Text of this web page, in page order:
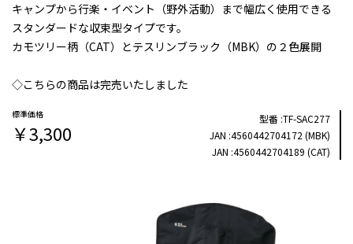
キャンプから行楽・イベント（野外活動）まで幅広く使用できる
スタンダードな収束型タイプです。
カモツリー柄（CAT）とテスリンブラック（MBK）の２色展開
◇こちらの商品は完売いたしました
￥3,300
TF-SAC277
4560442704172 (MBK)
4560442704189 (CAT)